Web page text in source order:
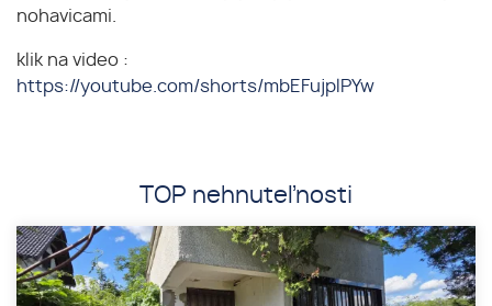
nohavicami.
klik na video :
https://youtube.com/shorts/mbEFujplPYw
TOP nehnuteľnosti